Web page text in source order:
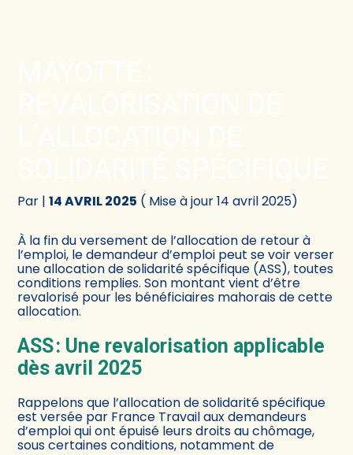
Audit
Conseil
Par |14 AVRIL 2025 ( Mise à jour 14 avril 2025)
À la fin du versement de l’allocation de retour à
l’emploi, le demandeur d’emploi peut se voir verser
une allocation de solidarité spécifique (ASS), toutes
conditions remplies. Son montant vient d’être
revalorisé pour les bénéficiaires mahorais de cette
allocation.
ASS : Une revalorisation applicable
dès avril 2025
Rappelons que l’allocation de solidarité spécifique
est versée par France Travail aux demandeurs
d’emploi qui ont épuisé leurs droits au chômage,
sous certaines conditions, notamment de